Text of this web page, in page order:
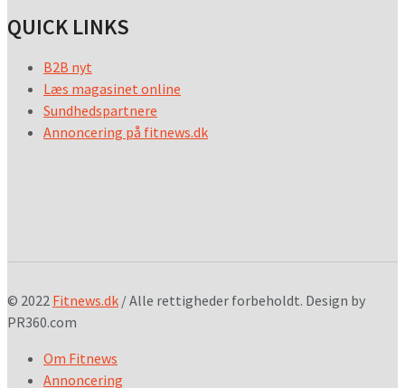
QUICK LINKS
B2B nyt
Læs magasinet online
Sundhedspartnere
Annoncering på fitnews.dk
© 2022 Fitnews.dk / Alle rettigheder forbeholdt. Design by
PR360.com
Om Fitnews
Annoncering